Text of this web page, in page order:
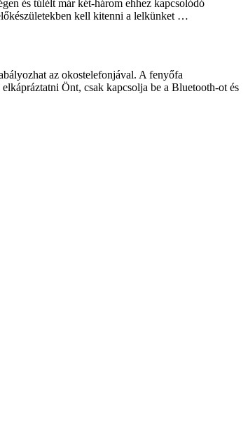
és túlélt már két-három ehhez kapcsolódó
kell kitenni a lelkünket …
az okostelefonjával. A fenyőfa
Önt, csak kapcsolja be a Bluetooth-ot és